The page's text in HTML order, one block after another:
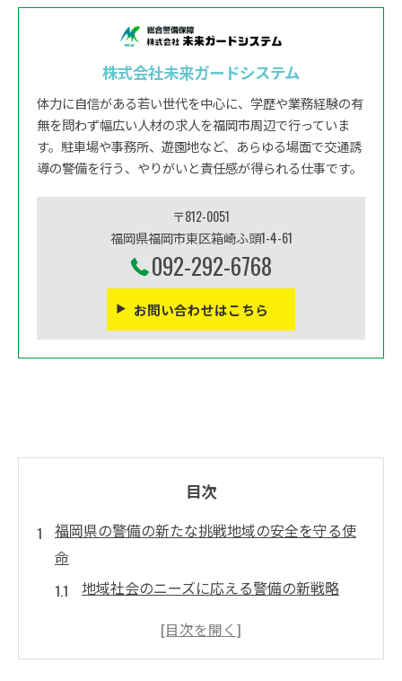
株式会社未来ガードシステム
体力に自信がある若い世代を中心に、学歴や業務経験の有
無を問わず幅広い人材の求人を福岡市周辺で行っていま
す。駐車場や事務所、遊園地など、あらゆる場面で交通誘
導の警備を行う、やりがいと責任感が得られる仕事です。
〒812-0051
福岡県福岡市東区箱崎ふ頭1-4-61
092-292-6768
お問い合わせはこちら
目次
福岡県の警備の新たな挑戦地域の安全を守る使
命
地域社会のニーズに応える警備の新戦略
技術の進化がもたらす警備の未来